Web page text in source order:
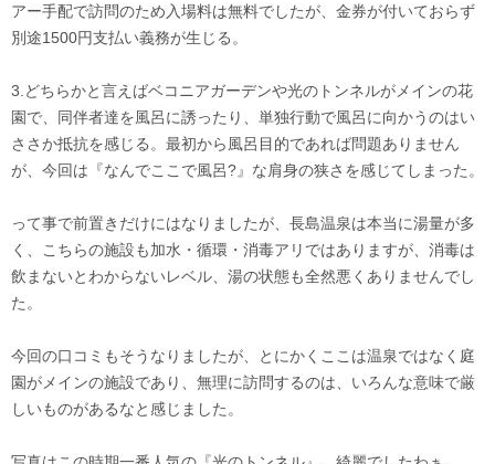
アー手配で訪問のため入場料は無料でしたが、金券が付いておらず
別途1500円支払い義務が生じる。
3.どちらかと言えばベコニアガーデンや光のトンネルがメインの花
園で、同伴者達を風呂に誘ったり、単独行動で風呂に向かうのはい
ささか抵抗を感じる。最初から風呂目的であれば問題ありません
が、今回は『なんでここで風呂?』な肩身の狭さを感じてしまった。
って事で前置きだけにはなりましたが、長島温泉は本当に湯量が多
く、こちらの施設も加水・循環・消毒アリではありますが、消毒は
飲まないとわからないレベル、湯の状態も全然悪くありませんでし
た。
今回の口コミもそうなりましたが、とにかくここは温泉ではなく庭
園がメインの施設であり、無理に訪問するのは、いろんな意味で厳
しいものがあるなと感じました。